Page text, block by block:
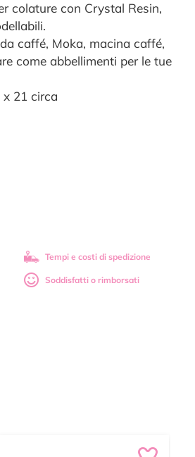
colature con Crystal Resin,
caffé, Moka, macina caffé,
come abbellimenti per le tue
21 circa
Tempi e costi di spedizione
Soddisfatti o rimborsati